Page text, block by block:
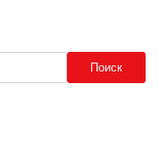
Поиск